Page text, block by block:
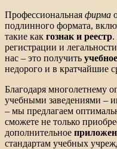
Профессиональная фирма
подлинного формата,
такие как гознак и реестр.
регистрации и
нас – это получить
недорого и в кратчайшие
Благодаря многолетнему
учебными заведениями –
– мы предлагаем
сможете не только
дополнительное
стандартам учебных